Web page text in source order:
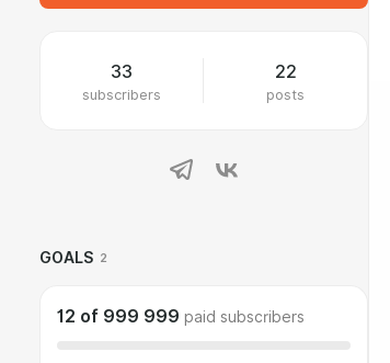
33
subscribers
22
posts
GOALS 2
12 of 999 999 paid subscribers